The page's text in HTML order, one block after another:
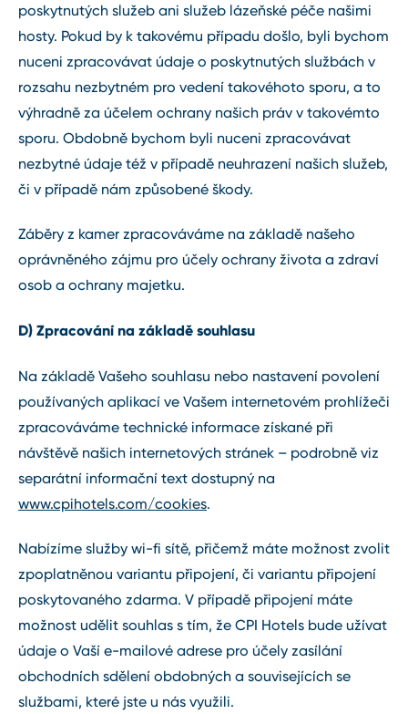
poskytnutých služeb ani služeb lázeňské péče našimi
hosty. Pokud by k takovému případu došlo, byli bychom
nuceni zpracovávat údaje o poskytnutých službách v
rozsahu nezbytném pro vedení takovéhoto sporu, a to
výhradně za účelem ochrany našich práv v takovémto
sporu. Obdobně bychom byli nuceni zpracovávat
nezbytné údaje též v případě neuhrazení našich služeb,
či v případě nám způsobené škody.
Záběry z kamer zpracováváme na základě našeho
oprávněného zájmu pro účely ochrany života a zdraví
osob a ochrany majetku.
D) Zpracování na základě souhlasu
Na základě Vašeho souhlasu nebo nastavení povolení
používaných aplikací ve Vašem internetovém prohlížeči
zpracováváme technické informace získané při
návštěvě našich internetových stránek – podrobně viz
separátní informační text dostupný na
www.cpihotels.com/cookies.
Nabízíme služby wi-fi sítě, přičemž máte možnost zvolit
zpoplatněnou variantu připojení, či variantu připojení
poskytovaného zdarma. V případě připojení máte
možnost udělit souhlas s tím, že CPI Hotels bude užívat
údaje o Vaší e-mailové adrese pro účely zasílání
obchodních sdělení obdobných a souvisejících se
službami, které jste u nás využili.